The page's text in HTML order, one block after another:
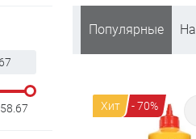
58.67
Популярные
Хит - 70%